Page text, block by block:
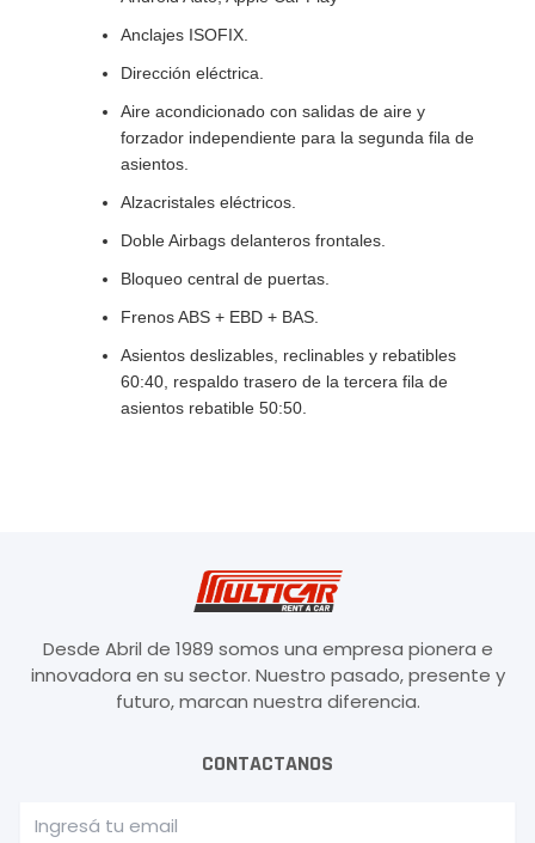
Anclajes ISOFIX.
Dirección eléctrica.
Aire acondicionado con salidas de aire y
forzador independiente para la segunda fila de
asientos.
Alzacristales eléctricos.
Doble Airbags delanteros frontales.
Bloqueo central de puertas.
Frenos ABS + EBD + BAS.
Asientos deslizables, reclinables y rebatibles
60:40, respaldo trasero de la tercera fila de
asientos rebatible 50:50.
Desde Abril de 1989 somos una empresa pionera e
innovadora en su sector. Nuestro pasado, presente y
futuro, marcan nuestra diferencia.
CONTACTANOS